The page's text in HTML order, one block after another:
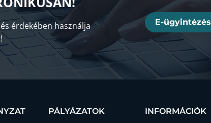
érdekében használja
E-ügyintézés
PÁLYÁZATOK
INFORMÁCIÓK